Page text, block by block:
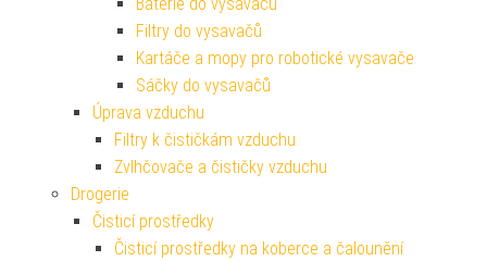
Filtry do vysavačů
Kartáče a mopy pro robotické vysavače
Sáčky do vysavačů
Úprava vzduchu
Filtry k čističkám vzduchu
Zvlhčovače a čističky vzduchu
Drogerie
Čisticí prostředky
Čisticí prostředky na koberce a čalounění